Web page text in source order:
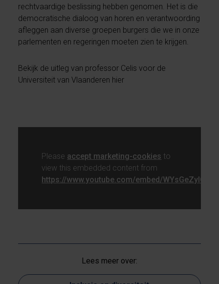
rechtvaardige beslissing hebben genomen. Het is die
democratische dialoog van horen en verantwoording
afleggen aan diverse groepen burgers die we in onze
parlementen en regeringen moeten zien te krijgen.
Bekijk de uitleg van professor Celis voor de
Universiteit van Vlaanderen hier
Please accept marketing-cookies to
view this embedded content from
https://www.youtube.com/embed/WYsGeZylCRk
Lees meer over: